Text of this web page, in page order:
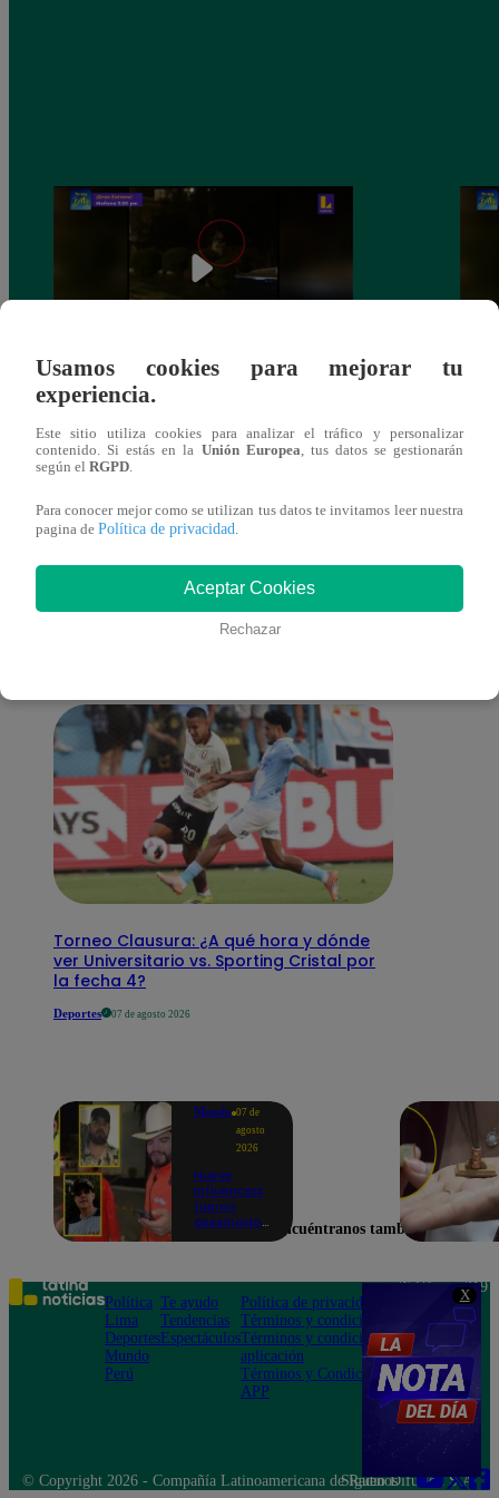
X
Sofía Franco ocasiona triple choque en
También te puede
interesar
Torneo Clausura: ¿A qué hora y dónde
ver Universitario vs. Sporting Cristal por
la fecha 4?
Deportes 07 de agosto 2026
Mundo 07 de
agosto
2026
Nueve
influencers
fueron
asesinados
el Cártel de
Sinaloa
Usamos cookies para mejorar tu
experiencia.
Este sitio utiliza cookies para analizar el tráfico y personalizar
contenido. Si estás en la Unión Europea, tus datos se gestionarán
según el RGPD.
Para conocer mejor como se utilizan tus datos te invitamos leer nuestra
pagina de Política de privacidad.
Aceptar Cookies
Rechazar
Encuéntranos también en
Política
Lima
Deportes
Mundo
Perú
Te ayudo
Tendencias
Espectáculos
Política de privacidad
Términos y condiciones
Términos y condiciones
aplicación
Términos y Condiciones
APP
Teléfono: 219
Av. San
Felipe 968
Jesús María
© Copyright 2026 - Compañía Latinoamericana de Radio Difusión S.A.
Síguenos